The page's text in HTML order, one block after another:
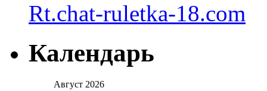
Rt.chat-ruletka-18.com
Календарь
Август 2026